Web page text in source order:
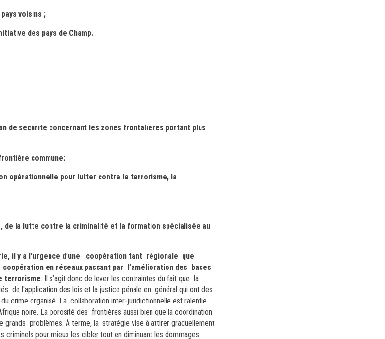
voisins ;
des pays de Champ.
de sécurité concernant les zones frontalières portant plus
commune;
opérationnelle pour lutter contre le terrorisme, la
de la lutte contre la criminalité et la formation spécialisée au
il y a l’urgence d’une coopération tant régionale que
en réseaux passant par l’amélioration des bases
terrorisme. Il s’agit donc de lever les contraintes du fait que la
de l'application des lois et la justice pénale en général qui ont des
crime organisé. La collaboration inter-juridictionnelle est ralentie
noire. La porosité des frontières aussi bien que la coordination
grands problèmes. À terme, la stratégie vise à attirer graduellement
pour mieux les cibler tout en diminuant les dommages